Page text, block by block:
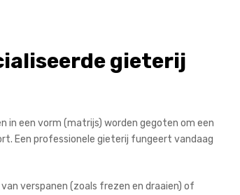
gieterij
in een vorm (matrijs) worden gegoten om een
Een professionele gieterij fungeert vandaag
verspanen (zoals frezen en draaien) of